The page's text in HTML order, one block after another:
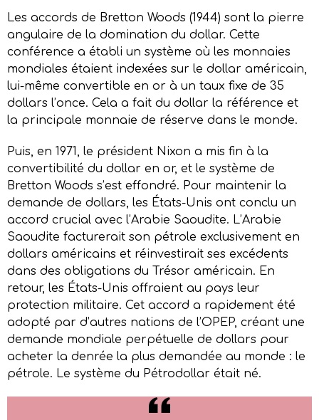
Les accords de Bretton Woods (1944) sont la pierre
angulaire de la domination du dollar. Cette
conférence a établi un système où les monnaies
mondiales étaient indexées sur le dollar américain,
lui-même convertible en or à un taux fixe de 35
dollars l’once. Cela a fait du dollar la référence et
la principale monnaie de réserve dans le monde.
Puis, en 1971, le président Nixon a mis fin à la
convertibilité du dollar en or, et le système de
Bretton Woods s’est effondré. Pour maintenir la
demande de dollars, les États-Unis ont conclu un
accord crucial avec l’Arabie Saoudite. L’Arabie
Saoudite facturerait son pétrole exclusivement en
dollars américains et réinvestirait ses excédents
dans des obligations du Trésor américain. En
retour, les États-Unis offraient au pays leur
protection militaire. Cet accord a rapidement été
adopté par d’autres nations de l’OPEP, créant une
demande mondiale perpétuelle de dollars pour
acheter la denrée la plus demandée au monde : le
pétrole. Le système du Pétrodollar était né.